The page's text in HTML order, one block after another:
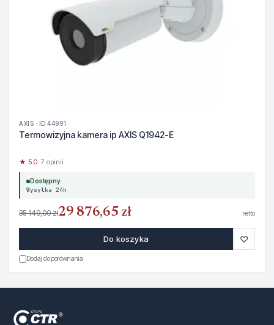
AXIS · ID 44991
Termowizyjna kamera ip AXIS Q1942-E
★ 5.0· 7 opinii
Dostępny
Wysyłka 24h
35 149,00 zł29 876,65 zł netto
Do koszyka ♡
Dodaj do porównania